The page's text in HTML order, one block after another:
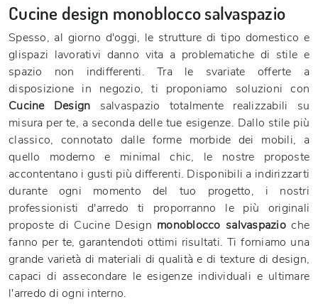
Cucine design monoblocco salvaspazio
Spesso, al giorno d'oggi, le strutture di tipo domestico e
glispazi lavorativi danno vita a problematiche di stile e
spazio non indifferenti. Tra le svariate offerte a
disposizione in negozio, ti proponiamo soluzioni con
Cucine Design salvaspazio totalmente realizzabili su
misura per te, a seconda delle tue esigenze. Dallo stile più
classico, connotato dalle forme morbide dei mobili, a
quello moderno e minimal chic, le nostre proposte
accontentano i gusti più differenti. Disponibili a indirizzarti
durante ogni momento del tuo progetto, i nostri
professionisti d'arredo ti proporranno le più originali
proposte di Cucine Design monoblocco salvaspazioche
fanno per te, garantendoti ottimi risultati. Ti forniamo una
grande varietà di materiali di qualità e di texture di design,
capaci di assecondare le esigenze individuali e ultimare
l'arredo di ogni interno.